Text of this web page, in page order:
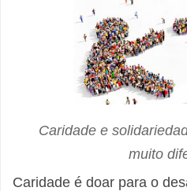
Caridade e
muito
Caridade é doar para o